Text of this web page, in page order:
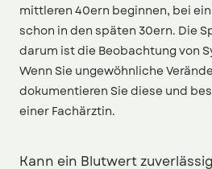
mittleren 40ern beginnen, bei
schon in den späten 30ern. Die
darum ist die Beobachtung von
Wenn Sie ungewöhnliche
dokumentieren Sie diese und
einer Fachärztin.
Kann ein Blutwert